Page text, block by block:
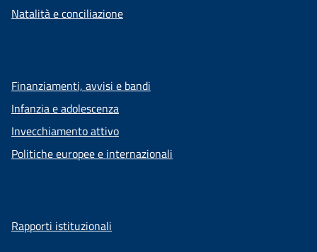
Natalità e conciliazione
Finanziamenti, avvisi e bandi
Infanzia e adolescenza
Invecchiamento attivo
Politiche europee e internazionali
Rapporti istituzionali